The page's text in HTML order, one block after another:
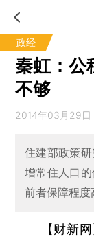
政经
秦虹：公
不够
2014年03月29日
住建部政策
增常住人口
前者保障程
【财新